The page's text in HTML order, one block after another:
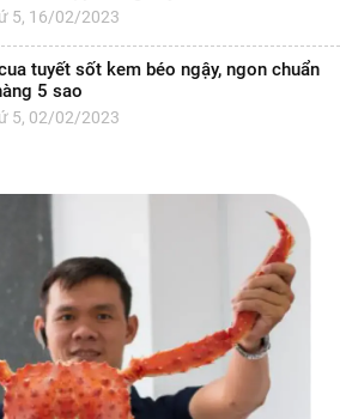
5, 16/02/2023
tuyết sốt kem béo ngậy, ngon chuẩn
5 sao
5, 02/02/2023